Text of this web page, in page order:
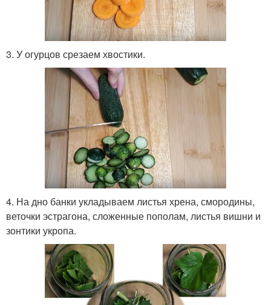
3. У огурцов срезаем хвостики.
4. На дно банки укладываем листья хрена, смородины,
веточки эстрагона, сложенные пополам, листья вишни и
зонтики укропа.